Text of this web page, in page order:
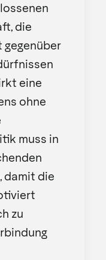
die
gegenüber
eine
ohne
muss in
damit die
zu